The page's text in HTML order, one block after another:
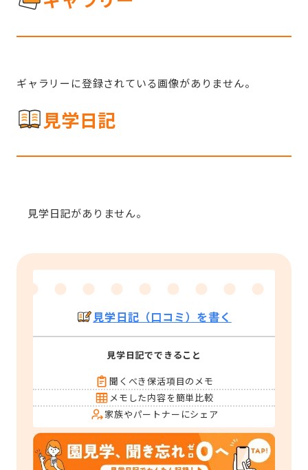
ギャラリーに登録されている画像がありません。
見学日記
見学日記がありません。
見学日記（口コミ）を書く
見学日記でできること
聞くべき保活項目のメモ
メモした内容を簡単比較
家族やパートナーにシェア